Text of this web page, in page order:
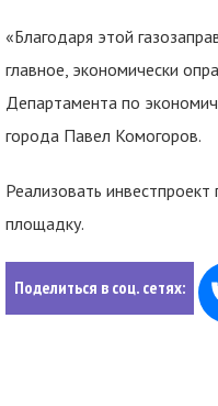
«Благодаря этой
главное, экономически
Департамента по
города Павел Комогоров.
Реализовать
площадку.
Поделиться в соц. сетях: